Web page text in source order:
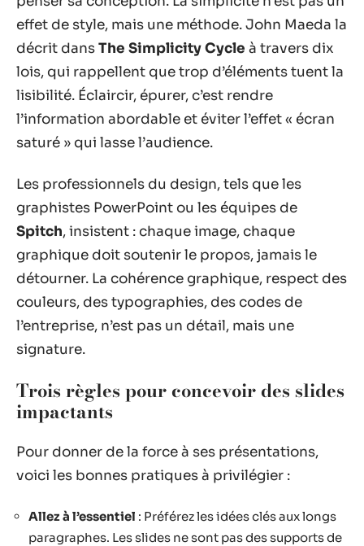
effet de style, mais une méthode. John Maeda la
décrit dansThe Simplicity Cycle à travers dix
lois, qui rappellent que trop d’éléments tuent la
lisibilité. Éclaircir, épurer, c’est rendre
l’information abordable et éviter l’effet « écran
saturé » qui lasse l’audience.
Les professionnels du design, tels que les
graphistes PowerPoint ou les équipes de
Spitch, insistent : chaque image, chaque
graphique doit soutenir le propos, jamais le
détourner. La cohérence graphique, respect des
couleurs, des typographies, des codes de
l’entreprise, n’est pas un détail, mais une
signature.
Trois règles pour concevoir des slides
impactants
Pour donner de la force à ses présentations,
voici les bonnes pratiques à privilégier :
Allez à l’essentiel : Préférez les idées clés aux longs
paragraphes. Les slides ne sont pas des supports de